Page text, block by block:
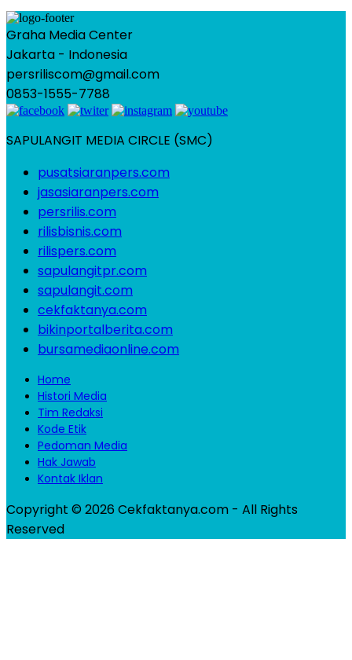
Graha Media Center
Jakarta - Indonesia
persriliscom@gmail.com
0853-1555-7788
SAPULANGIT MEDIA CIRCLE (SMC)
pusatsiaranpers.com
jasasiaranpers.com
persrilis.com
rilisbisnis.com
rilispers.com
sapulangitpr.com
sapulangit.com
cekfaktanya.com
bikinportalberita.com
bursamediaonline.com
Home
Histori Media
Tim Redaksi
Kode Etik
Pedoman Media
Hak Jawab
Kontak Iklan
Copyright © 2026 Cekfaktanya.com - All Rights
Reserved